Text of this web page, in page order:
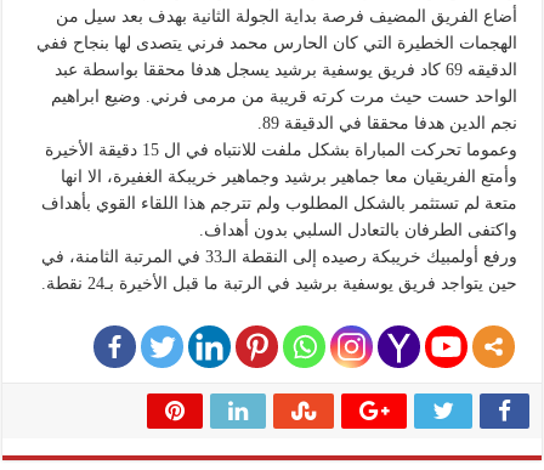
أضاع الفريق المضيف فرصة بداية الجولة الثانية بهدف بعد سيل من
الهجمات الخطيرة التي كان الحارس محمد فرني يتصدى لها بنجاح ففي
الدقيقه 69 كاد فريق يوسفية برشيد يسجل هدفا محققا بواسطة عبد
الواحد حست حيث مرت كرته قريبة من مرمى فرني. وضيع ابراهيم
نجم الدين هدفا محققا في الدقيقة 89.
وعموما تحركت المباراة بشكل ملفت للانتباه في ال 15 دقيقة الأخيرة
وأمتع الفريقيان معا جماهير برشيد وجماهير خريبكة الغفيرة، الا انها
متعة لم تستثمر بالشكل المطلوب ولم تترجم هذا اللقاء القوي بأهداف
واكتفى الطرفان بالتعادل السلبي بدون أهداف.
ورفع أولمبيك خريبكة رصيده إلى النقطة الـ33 في المرتبة الثامنة، في
حين يتواجد فريق يوسفية برشيد في الرتبة ما قبل الأخيرة بـ24 نقطة.